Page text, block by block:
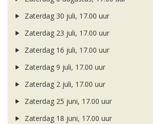
Zaterdag 30 juli, 17.00 uur
Zaterdag 23 juli, 17.00 uur
Zaterdag 16 juli, 17.00 uur
Zaterdag 9 juli, 17.00 uur
Zaterdag 2 juli, 17.00 uur
Zaterdag 25 juni, 17.00 uur
Zaterdag 18 juni, 17.00 uur